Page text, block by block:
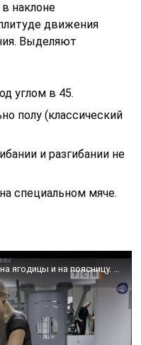
наклоне
движения
Выделяют
углом в 45.
полу (классический
и разгибании не
специальном мяче.
Как укрепить спину. Гиперэкстензия на ягодицы и на поясницу. В чём разница